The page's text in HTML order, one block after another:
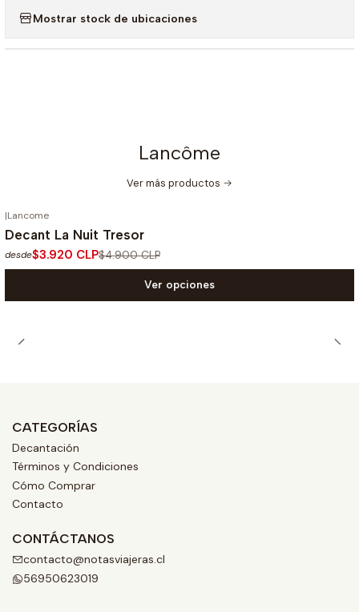
Mostrar stock de ubicaciones
Lancôme
Ver más productos
|Lancome
Decant La Nuit Tresor
desde$3.920 CLP$4.900 CLP
Ver opciones
CATEGORÍAS
Decantación
Términos y Condiciones
Cómo Comprar
Contacto
CONTÁCTANOS
contacto@notasviajeras.cl
56950623019